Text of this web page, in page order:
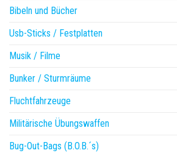
Bibeln und Bücher
Usb-Sticks / Festplatten
Musik / Filme
Bunker / Sturmräume
Fluchtfahrzeuge
Militärische Übungswaffen
Bug-Out-Bags (B.O.B.´s)